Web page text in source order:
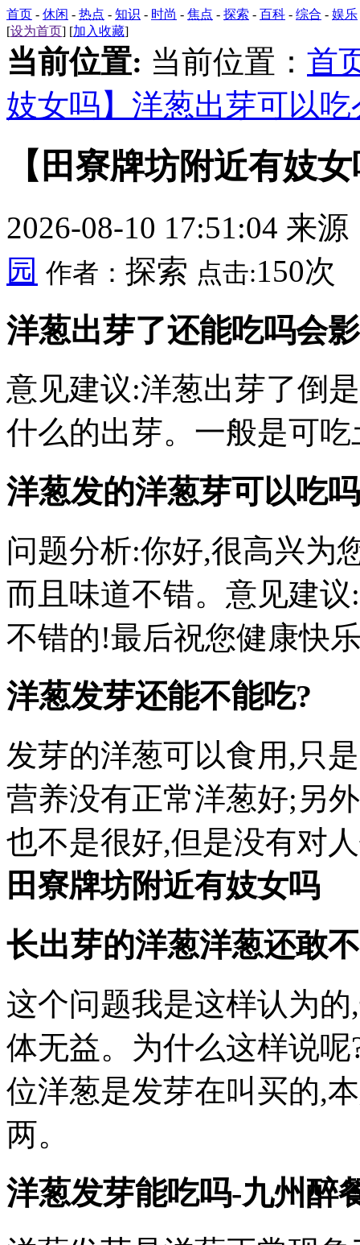
首页 - 休闲 - 热点 - 知识 - 时尚 - 焦点 - 探索 - 百科 - 综合 - 娱乐
[设为首页] [加入收藏]
当前位置: 当前位置： 首
妓女吗】洋葱出芽可以吃
【田寮牌坊附近有妓
2026-08-10 17:51:04 来源
园 作者： 探索 点击:150次
洋葱出芽了还能吃吗会
意见建议:洋葱出芽了倒
什么的出芽。一般是可
洋葱发的洋葱芽可以吃
问题分析:你好,很高兴为
而且味道不错。意见建
不错的!最后祝您健康快
洋葱发芽还能不能吃?
发芽的洋葱可以食用,只
营养没有正常洋葱好;另
也不是很好,但是没有对
田寮牌坊附近有妓女吗
长出芽的洋葱洋葱还敢
这个问题我是这样认为
体无益。为什么这样说
位洋葱是发芽在叫买的,
两。
洋葱发芽能吃吗-九州醉